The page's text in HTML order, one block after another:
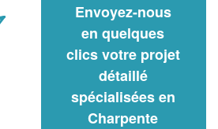
Envoyez-nous
en quelques
clics votre projet
détaillé
spécialisées en
Charpente